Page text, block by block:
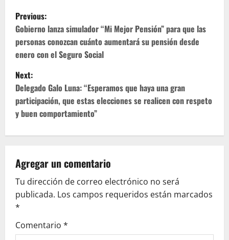
P
o
s
t
n
a
v
i
g
a
t
Previous:
Gobierno lanza simulador “Mi Mejor Pensión” para que las
personas conozcan cuánto aumentará su pensión desde
enero con el Seguro Social
Next:
Delegado Galo Luna: “Esperamos que haya una gran
participación, que estas elecciones se realicen con respeto
y buen comportamiento”
Agregar un comentario
Tu dirección de correo electrónico no será
publicada. Los campos requeridos están marcados
*
Comentario *